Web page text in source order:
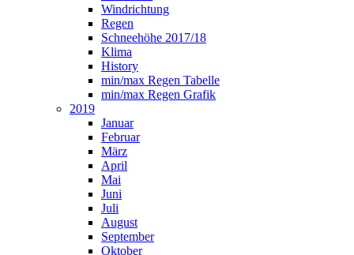
Windrichtung
Regen
Schneehöhe 2017/18
Klima
History
min/max Regen Tabelle
min/max Regen Grafik
2019
Januar
Februar
März
April
Mai
Juni
Juli
August
September
Oktober